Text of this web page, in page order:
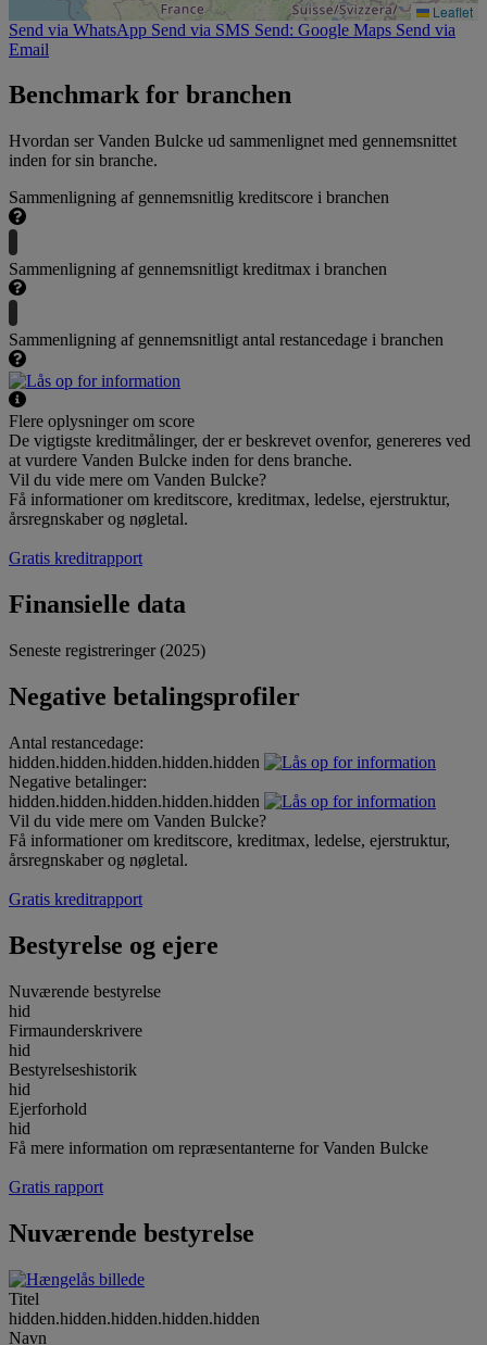
Leaflet
Send via WhatsApp Send via SMS Send: Google Maps Send via
Email
Benchmark for branchen
Hvordan ser Vanden Bulcke ud sammenlignet med gennemsnittet
inden for sin branche.
Sammenligning af gennemsnitlig kreditscore i branchen
Sammenligning af gennemsnitligt kreditmax i branchen
Sammenligning af gennemsnitligt antal restancedage i branchen
Flere oplysninger om score
De vigtigste kreditmålinger, der er beskrevet ovenfor, genereres ved
at vurdere Vanden Bulcke inden for dens branche.
Vil du vide mere om Vanden Bulcke?
Få informationer om kreditscore, kreditmax, ledelse, ejerstruktur,
årsregnskaber og nøgletal.
Gratis kreditrapport
Finansielle data
Seneste registreringer (2025)
Negative betalingsprofiler
Antal restancedage:
hidden.hidden.hidden.hidden.hidden
Negative betalinger:
hidden.hidden.hidden.hidden.hidden
Vil du vide mere om Vanden Bulcke?
Få informationer om kreditscore, kreditmax, ledelse, ejerstruktur,
årsregnskaber og nøgletal.
Gratis kreditrapport
Bestyrelse og ejere
Nuværende bestyrelse
hid
Firmaunderskrivere
hid
Bestyrelseshistorik
hid
Ejerforhold
hid
Få mere information om repræsentanterne for Vanden Bulcke
Gratis rapport
Nuværende bestyrelse
Titel
hidden.hidden.hidden.hidden.hidden
Navn